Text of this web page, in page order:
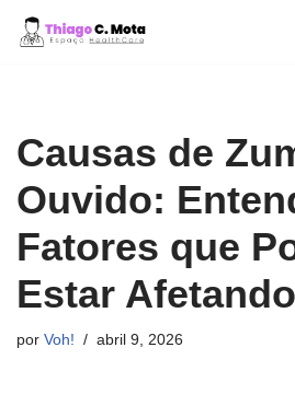
conteúdo
Causas de
Ouvido:
Fatores que
Estar
por Voh! abril 9, 2026